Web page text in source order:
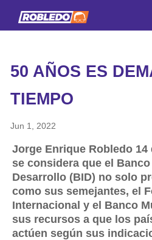
50 AÑOS ES
TIEMPO
Jun 1, 2022
Jorge Enrique Robledo 14
se considera que el
Desarrollo (BID) no solo
como sus semejantes, el
Internacional y el Banco
sus recursos a que los
actúen según sus